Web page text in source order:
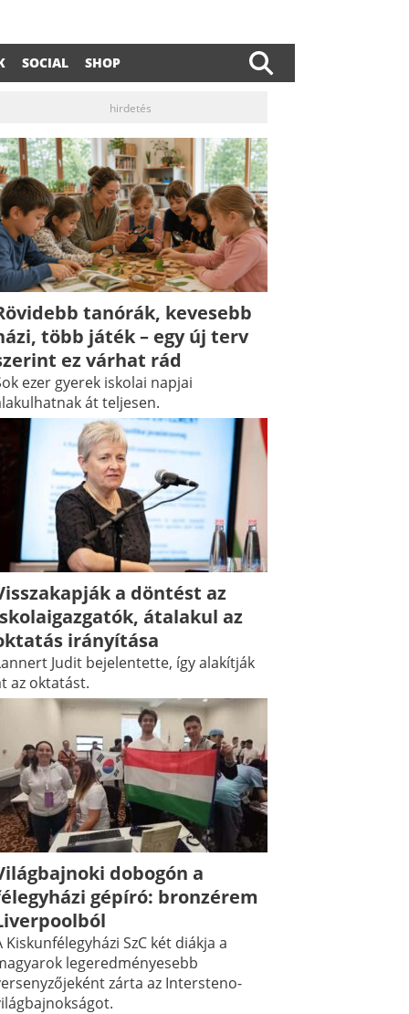
SOCIAL SHOP
hirdetés
tanórák, kevesebb
több játék – egy új terv
ez várhat rád
ezer gyerek iskolai napjai
át teljesen.
a döntést az
átalakul az
irányítása
Judit bejelentette, így alakítják
az oktatást.
dobogón a
gépíró: bronzérem
Kiskunfélegyházi SzC két diákja a
legeredményesebb
zárta az Intersteno-